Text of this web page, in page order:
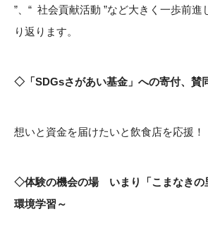
”、“ 社会貢献活動 ”など大きく一歩前進
り返ります。
◇「SDGsさがあい基金」への寄付、賛
想いと資金を届けたいと飲食店を応援！
◇体験の機会の場 いまり「こまなき
環境学習～